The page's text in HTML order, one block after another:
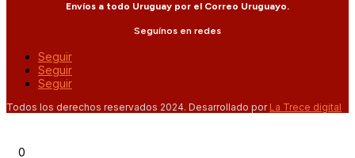
Envíos a todo Uruguay por el Correo Uruguayo.
Seguínos en redes
Seguir
Seguir
Seguir
Todos los derechos reservados 2024. Desarrollado por La Trece digital
0